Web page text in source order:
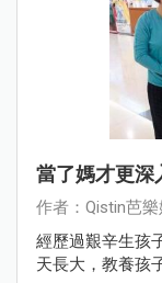
當了媽才更深
作者：Qistin芭
經歷過艱辛生孩
天長大，教養孩